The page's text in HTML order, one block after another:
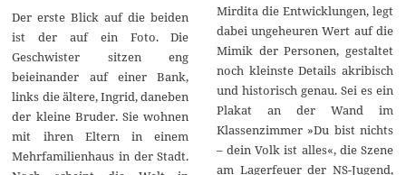
Der erste Blick auf die beiden
ist der auf ein Foto. Die
Geschwister sitzen eng
beieinander auf einer Bank,
links die ältere, Ingrid, daneben
der kleine Bruder. Sie wohnen
mit ihren Eltern in einem
Mehrfamilienhaus in der Stadt.
Mirdita die Entwicklungen, legt
dabei ungeheuren Wert auf die
Mimik der Personen, gestaltet
noch kleinste Details akribisch
und historisch genau. Sei es ein
Plakat an der Wand im
Klassenzimmer »Du bist nichts
– dein Volk ist alles«, die Szene
am Lagerfeuer der NS-Jugend,